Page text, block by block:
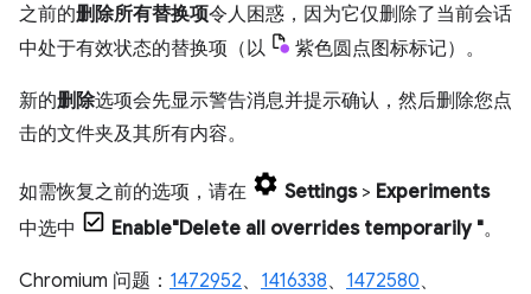
之前的删除所有替换项令人困惑，因为它仅删除了当前会话
中处于有效状态的替换项（以
紫色圆点图标标记）。
新的删除选项会先显示警告消息并提示确认，然后删除您点
击的文件夹及其所有内容。
如需恢复之前的选项，请在 Settings> Experiments
中选中
Enable"Delete all overrides temporarily "。
Chromium 问题： 1472952、 1416338、 1472580、